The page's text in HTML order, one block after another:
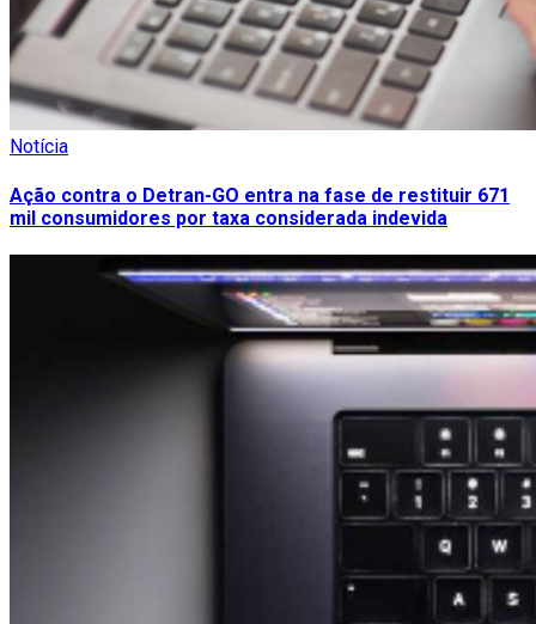
Notícia
Ação contra o Detran-GO entra na fase de restituir 671
mil consumidores por taxa considerada indevida